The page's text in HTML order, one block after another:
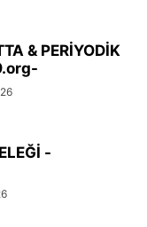
& PERİYODİK
-